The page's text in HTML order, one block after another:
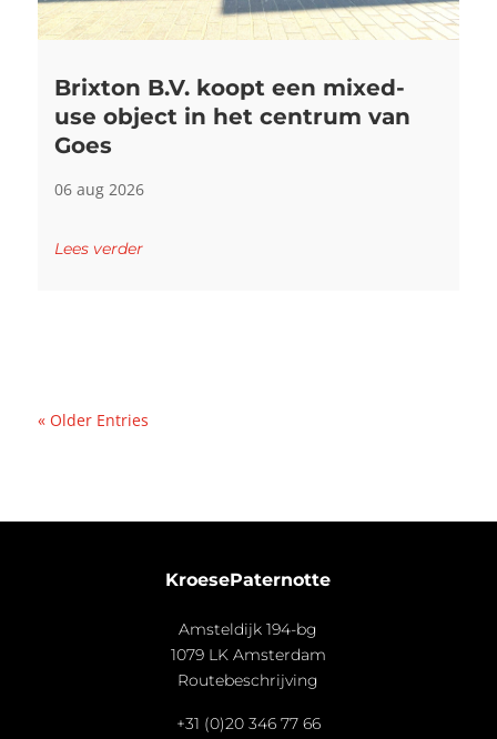
Brixton B.V. koopt een mixed-
use object in het centrum van
Goes
06 aug 2026
Lees verder
« Older Entries
KroesePaternotte
Amsteldijk 194-bg
1079 LK Amsterdam
Routebeschrijving
+31 (0)20 346 77 66